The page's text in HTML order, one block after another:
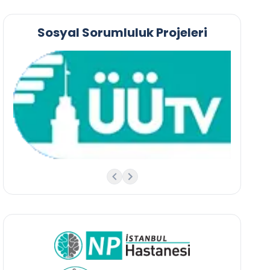
Sosyal Sorumluluk Projeleri